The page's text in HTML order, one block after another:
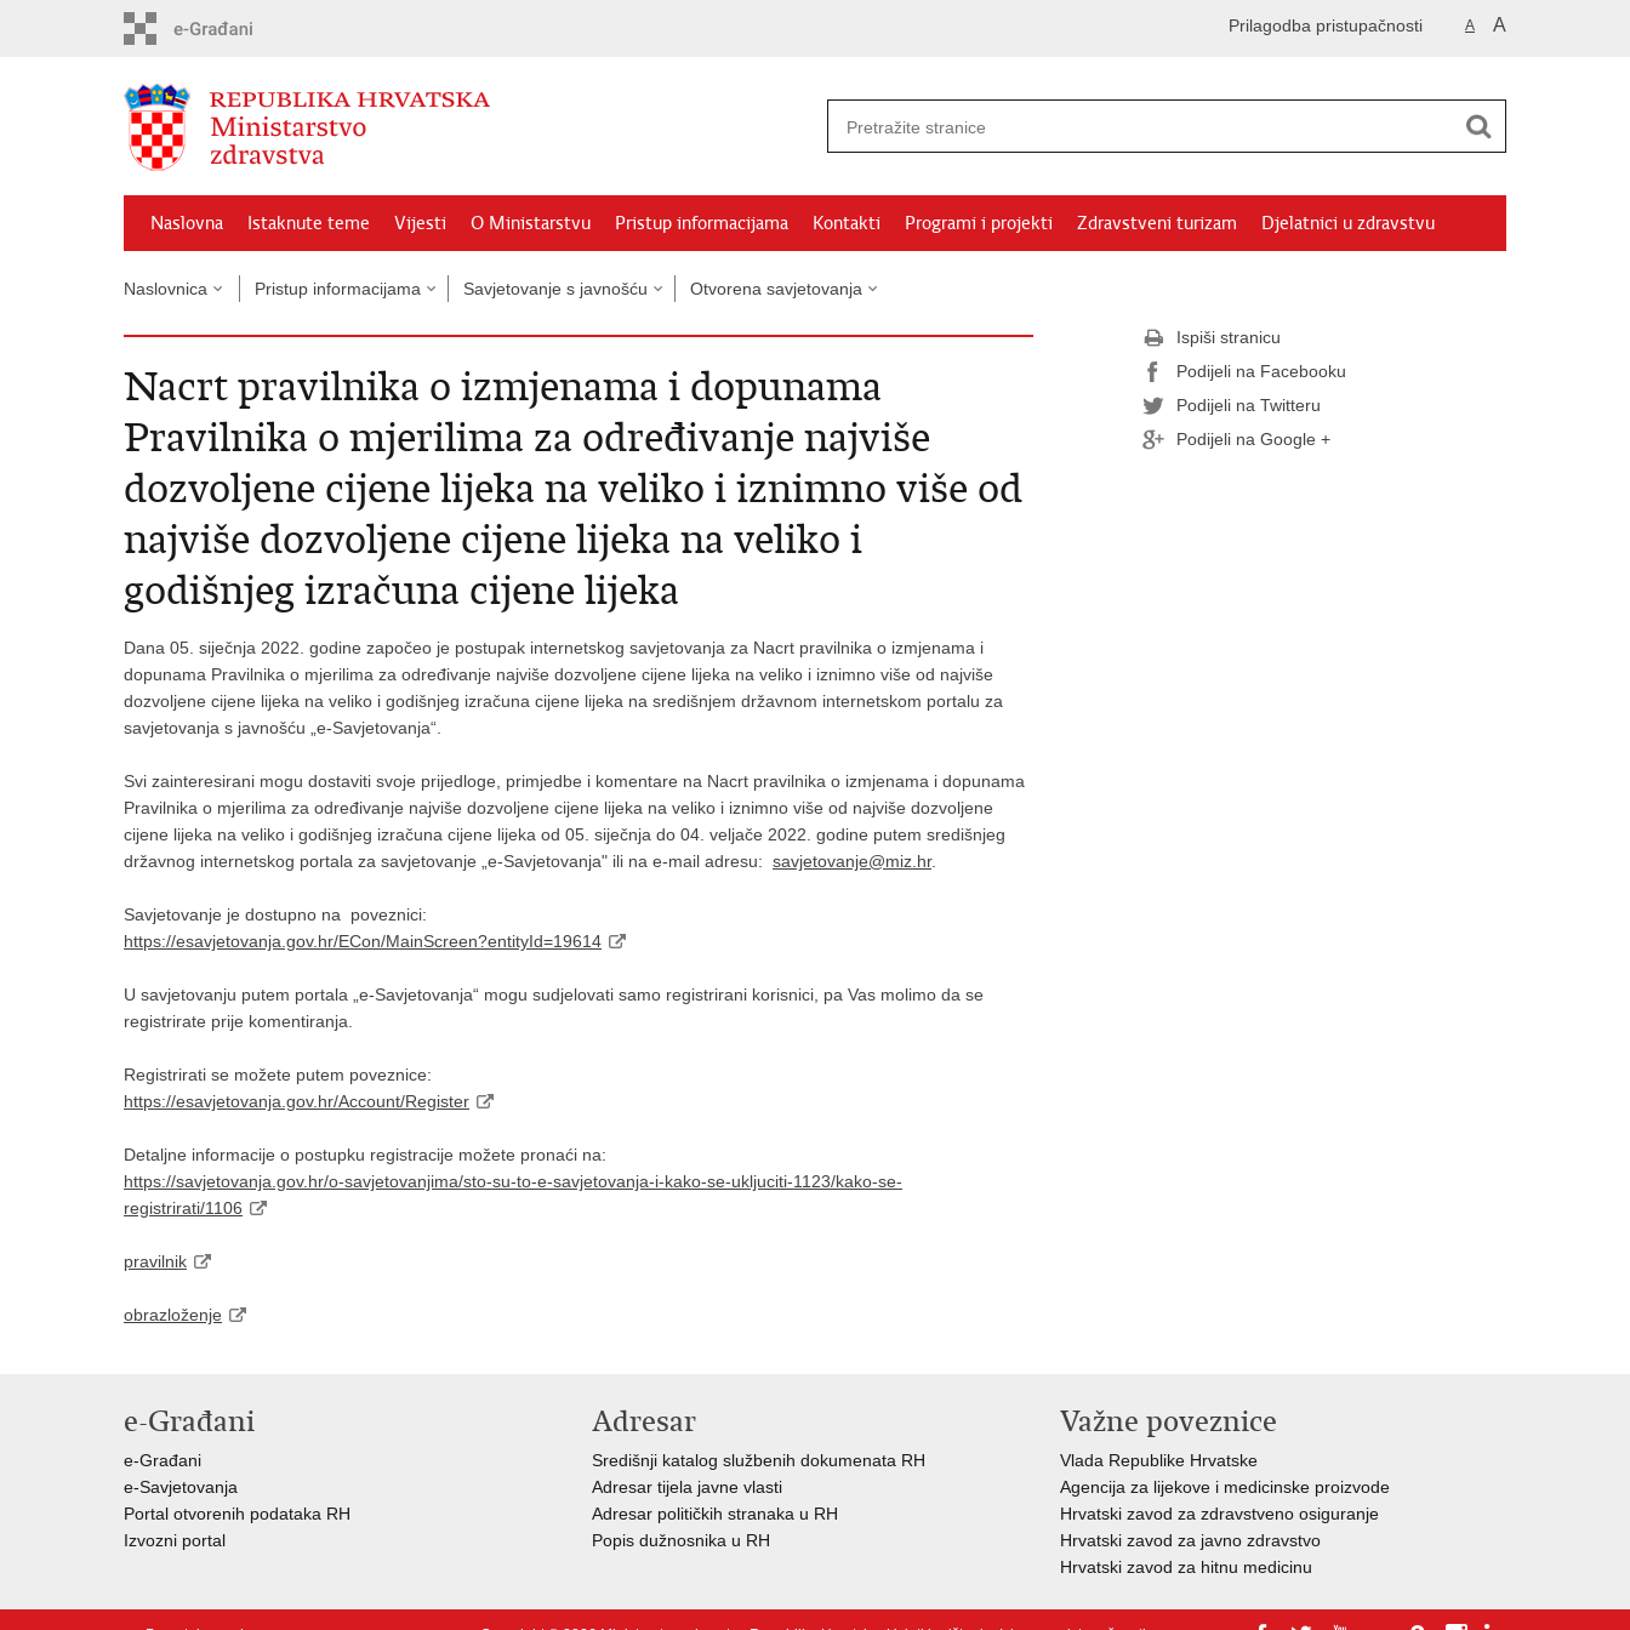
A A
Prilagodba pristupačnosti
Naslovna Istaknute teme Vijesti O Ministarstvu Pristup informacijama Kontakti Programi i projekti Zdravstveni turizam Djelatnici u zdravstvu
Naslovnica Pristup informacijama Savjetovanje s javnošću Otvorena savjetovanja
Nacrt pravilnika o izmjenama i dopunama
Pravilnika o mjerilima za određivanje najviše
dozvoljene cijene lijeka na veliko i iznimno više od
najviše dozvoljene cijene lijeka na veliko i
godišnjeg izračuna cijene lijeka
Dana 05. siječnja 2022. godine započeo je postupak internetskog savjetovanja za Nacrt pravilnika o izmjenama i
dopunama Pravilnika o mjerilima za određivanje najviše dozvoljene cijene lijeka na veliko i iznimno više od najviše
dozvoljene cijene lijeka na veliko i godišnjeg izračuna cijene lijeka na središnjem državnom internetskom portalu za
savjetovanja s javnošću „e-Savjetovanja“.
Svi zainteresirani mogu dostaviti svoje prijedloge, primjedbe i komentare na Nacrt pravilnika o izmjenama i dopunama
Pravilnika o mjerilima za određivanje najviše dozvoljene cijene lijeka na veliko i iznimno više od najviše dozvoljene
cijene lijeka na veliko i godišnjeg izračuna cijene lijeka od 05. siječnja do 04. veljače 2022. godine putem središnjeg
državnog internetskog portala za savjetovanje „e-Savjetovanja" ili na e-mail adresu: savjetovanje@miz.hr.
Savjetovanje je dostupno na poveznici:
https://esavjetovanja.gov.hr/ECon/MainScreen?entityId=19614
U savjetovanju putem portala „e-Savjetovanja“ mogu sudjelovati samo registrirani korisnici, pa Vas molimo da se
registrirate prije komentiranja.
Registrirati se možete putem poveznice:
https://esavjetovanja.gov.hr/Account/Register
Detaljne informacije o postupku registracije možete pronaći na:
https://savjetovanja.gov.hr/o-savjetovanjima/sto-su-to-e-savjetovanja-i-kako-se-ukljuciti-1123/kako-se-
registrirati/1106
pravilnik
obrazloženje
Ispiši stranicu
Podijeli na Facebooku
Podijeli na Twitteru
Podijeli na Google +
e-Građani
e-Građani
e-Savjetovanja
Portal otvorenih podataka RH
Izvozni portal
Adresar
Središnji katalog službenih dokumenata RH
Adresar tijela javne vlasti
Adresar političkih stranaka u RH
Popis dužnosnika u RH
Važne poveznice
Vlada Republike Hrvatske
Agencija za lijekove i medicinske proizvode
Hrvatski zavod za zdravstveno osiguranje
Hrvatski zavod za javno zdravstvo
Hrvatski zavod za hitnu medicinu